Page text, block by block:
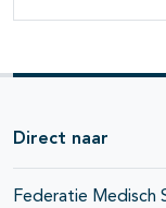
Direct naar
Federatie Medisch